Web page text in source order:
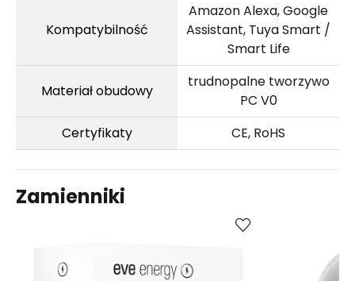
Kompatybilność
Amazon Alexa, Google
Assistant, Tuya Smart /
Smart Life
Materiał obudowy
trudnopalne tworzywo
PC V0
Certyfikaty
CE, RoHS
Zamienniki
Kup